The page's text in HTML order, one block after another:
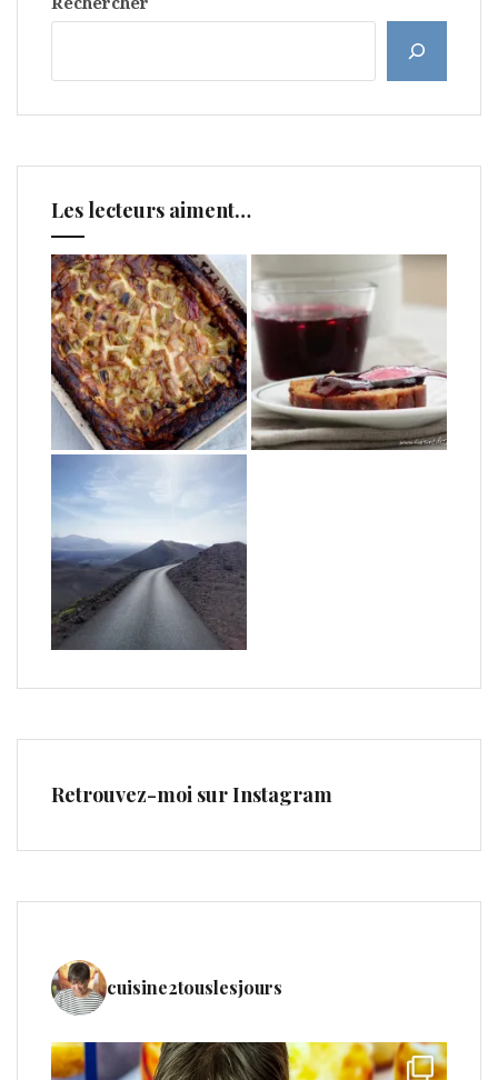
Les lecteurs aiment…
Retrouvez-moi sur Instagram
cuisine2touslesjours